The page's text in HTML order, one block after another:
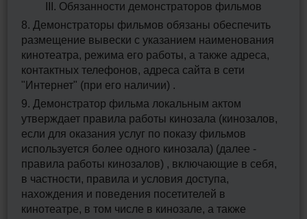
III. Обязанности демонстраторов фильмов
8. Демонстраторы фильмов обязаны обеспечить
размещение вывески с указанием наименования
кинотеатра, режима его работы, а также адреса,
контактных телефонов, адреса сайта в сети
"Интернет" (при его наличии) .
9. Демонстратор фильма локальным актом
утверждает правила работы кинозала (кинозалов,
если для оказания услуг по показу фильмов
используется более одного кинозала) (далее -
правила работы кинозалов) , включающие в себя,
в частности, правила и условия доступа,
нахождения и поведения посетителей в
кинотеатре, в том числе в кинозале, а также